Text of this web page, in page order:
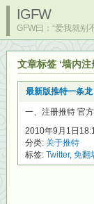
IGFW
GFW曰：“爱我就别
文章标签 ‘墙内注
最新版推特一条
一、注册推特 官
2010年9月1日
分类: 关于推特
标签: Twitter, 免翻